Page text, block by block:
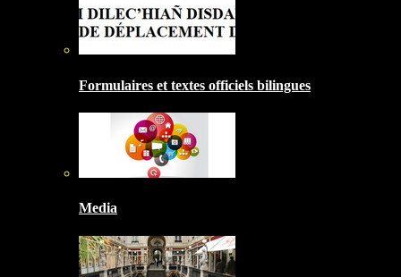
Formulaires et textes officiels bilingues
Media